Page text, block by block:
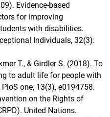
Evidence-based
for improving
with disabilities.
Individuals, 32(3):
T., & Girdler S. (2018). To
to adult life for people with
one, 13(3), e0194758.
on the Rights of
United Nations.